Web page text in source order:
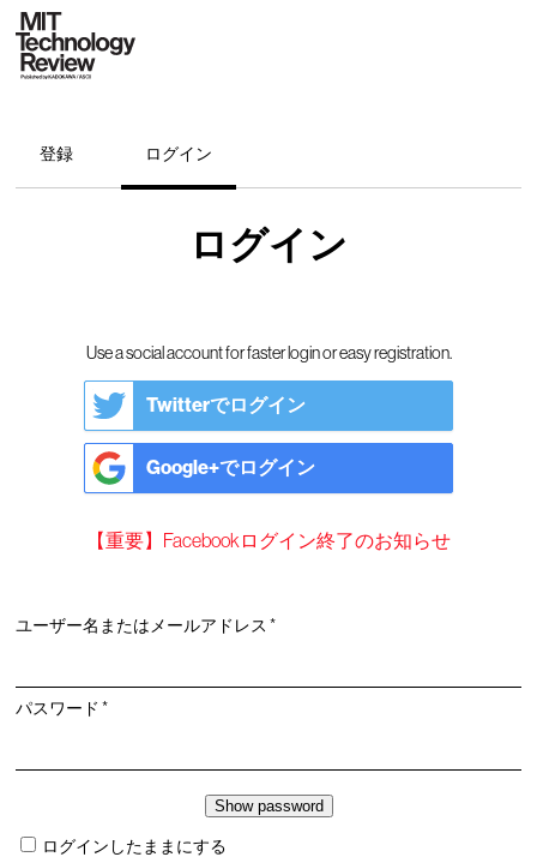
登録 ログイン
ログイン
Use a social account for faster login or easy registration.
Twitterでログイン
Google+でログイン
【重要】Facebookログイン終了のお知らせ
ユーザー名またはメールアドレス*必
パスワード*必
ログインしたままにする